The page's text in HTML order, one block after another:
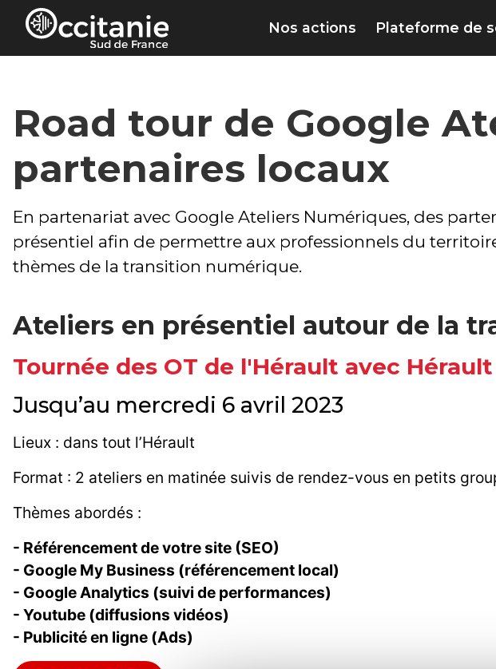
Panneau de gestion des cookies
Nos actions Plateforme de
Road tour de Google
partenaires locaux
En partenariat avec Google Ateliers Numériques, des
présentiel afin de permettre aux professionnels du
thèmes de la transition numérique.
Ateliers en présentiel autour de la
Tournée des OT de l'Hérault avec
Jusqu’au mercredi 6 avril 2023
Lieux : dans tout l’Hérault
Format : 2 ateliers en matinée suivis de rendez-vous en petits
Thèmes abordés :
- Référencement de votre site (SEO)
- Google My Business (référencement local)
- Google Analytics (suivi de performances)
- Youtube (diffusions vidéos)
- Publicité en ligne (Ads)